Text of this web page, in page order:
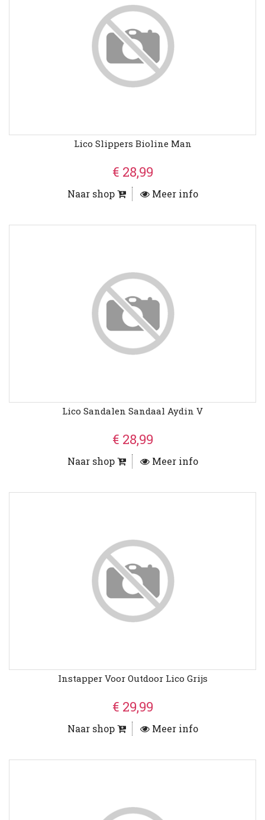
Lico Slippers Bioline Man
€ 28,99
Naar shop Meer info
Lico Sandalen Sandaal Aydin V
€ 28,99
Naar shop Meer info
Instapper Voor Outdoor Lico Grijs
€ 29,99
Naar shop Meer info